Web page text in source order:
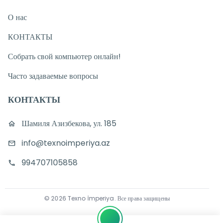
О нас
КОНТАКТЫ
Собрать свой компьютер онлайн!
Часто задаваемые вопросы
КОНТАКТЫ
Шамиля Азизбекова, ул. 185
info@texnoimperiya.az
994707105858
© 2026 Texno İmperiya. Все права защищены